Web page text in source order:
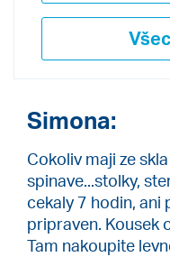
Simona:
Cokoliv maji ze
spinave...stolky,
cekaly 7 hodin, ani
pripraven. Kousek
Tam nakoupite